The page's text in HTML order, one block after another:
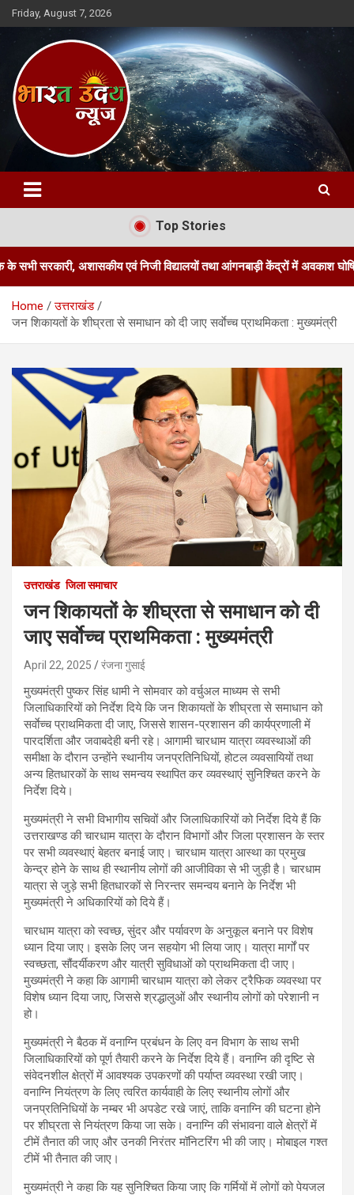
Skip
to
Friday, August 7, 2026
Bharat Uday News
Top Stories
अशासकीय एवं निजी विद्यालयों तथा आंगनबाड़ी केंद्रों में अवकाश घोषित किया
Home
उत्तराखंड
जन शिकायतों के शीघ्रता से समाधान को दी जाए सर्वाेच्च प्राथमिकता : मुख्यमंत्री
उत्तराखंड जिला समाचार
जन शिकायतों के शीघ्रता से समाधान को दी
जाए सर्वाेच्च प्राथमिकता : मुख्यमंत्री
April 22, 2025 रंजना गुसाई
मुख्यमंत्री पुष्कर सिंह धामी ने सोमवार को वर्चुअल माध्यम से सभी
जिलाधिकारियों को निर्देश दिये कि जन शिकायतों के शीघ्रता से समाधान को
सर्वाेच्च प्राथमिकता दी जाए, जिससे शासन-प्रशासन की कार्यप्रणाली में
पारदर्शिता और जवाबदेही बनी रहे। आगामी चारधाम यात्रा व्यवस्थाओं की
समीक्षा के दौरान उन्होंने स्थानीय जनप्रतिनिधियों, होटल व्यवसायियों तथा
अन्य हितधारकों के साथ समन्वय स्थापित कर व्यवस्थाएं सुनिश्चित करने के
निर्देश दिये।
मुख्यमंत्री ने सभी विभागीय सचिवों और जिलाधिकारियों को निर्देश दिये हैं कि
उत्तराखण्ड की चारधाम यात्रा के दौरान विभागों और जिला प्रशासन के स्तर
पर सभी व्यवस्थाएं बेहतर बनाई जाए। चारधाम यात्रा आस्था का प्रमुख
केन्द्र होने के साथ ही स्थानीय लोगों की आजीविका से भी जुड़ी है। चारधाम
यात्रा से जुड़े सभी हितधारकों से निरन्तर समन्वय बनाने के निर्देश भी
मुख्यमंत्री ने अधिकारियों को दिये हैं।
चारधाम यात्रा को स्वच्छ, सुंदर और पर्यावरण के अनुकूल बनाने पर विशेष
ध्यान दिया जाए। इसके लिए जन सहयोग भी लिया जाए। यात्रा मार्गों पर
स्वच्छता, सौंदर्यीकरण और यात्री सुविधाओं को प्राथमिकता दी जाए।
मुख्यमंत्री ने कहा कि आगामी चारधाम यात्रा को लेकर ट्रैफिक व्यवस्था पर
विशेष ध्यान दिया जाए, जिससे श्रद्धालुओं और स्थानीय लोगों को परेशानी न
हो।
मुख्यमंत्री ने बैठक में वनाग्नि प्रबंधन के लिए वन विभाग के साथ सभी
जिलाधिकारियों को पूर्ण तैयारी करने के निर्देश दिये हैं। वनाग्नि की दृष्टि से
संवेदनशील क्षेत्रों में आवश्यक उपकरणों की पर्याप्त व्यवस्था रखी जाए।
वनाग्नि नियंत्रण के लिए त्वरित कार्यवाही के लिए स्थानीय लोगों और
जनप्रतिनिधियों के नम्बर भी अपडेट रखे जाएं, ताकि वनाग्नि की घटना होने
पर शीघ्रता से नियंत्रण किया जा सके। वनाग्नि की संभावना वाले क्षेत्रों में
टीमें तैनात की जाए और उनकी निरंतर मॉनिटरिंग भी की जाए। मोबाइल गश्त
टीमें भी तैनात की जाए।
मुख्यमंत्री ने कहा कि यह सुनिश्चित किया जाए कि गर्मियों में लोगों को पेयजल